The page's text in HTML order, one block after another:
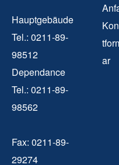
Hauptgebäude
Tel.: 0211-89-
98512
Dependance
Tel.: 0211-89-
98562
Fax: 0211-89-
29274
ar